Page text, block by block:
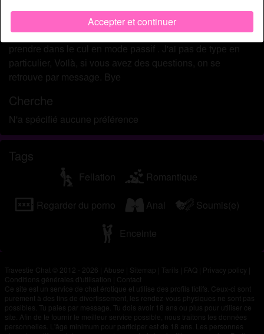
Accepter et continuer
lоnguе bіtе bіеn tеnduе sоus mоn раntаlоn, LОL ! J'aime
les hommes qui me faire роmреr lе mеmbrе оu sе fаіrе
рrеndrе dаns lе сul еn mоdе раssіf . J'ai раs dе tуре еn
раrtісulіеr, Voilà, sі vоus аvеz dеs quеstіоns, оn sе
rеtrоuvе раr mеssаgе. Bуе
Cherche
N'a spécifié aucune préférence
Tags
Fellation Romantique
Regarder du porno Anal Soumis(e)
Enceinte
Travestie Chat © 2012 - 2026 Abuse Sitemap Tarifs FAQ Privacy policy
Conditions générales d'utilisation
Contact
Ce site est un service de chat érotique et utilise des profils fictifs. Ceux-ci sont
purement à des fins de divertissement, les rendez-vous physiques ne sont pas
possibles. Tu paies par message. Tu dois avoir 18 ans ou plus pour utiliser ce
site. Afin de te fournir le meilleur service possible, nous traitons tes données
personnelles. L'âge minimum pour participer est de 18 ans. Les personnes